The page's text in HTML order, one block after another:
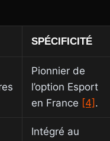
SPÉCIFICITÉ
Pionnier de
l’option Esport
en France [4] .
Intégré au